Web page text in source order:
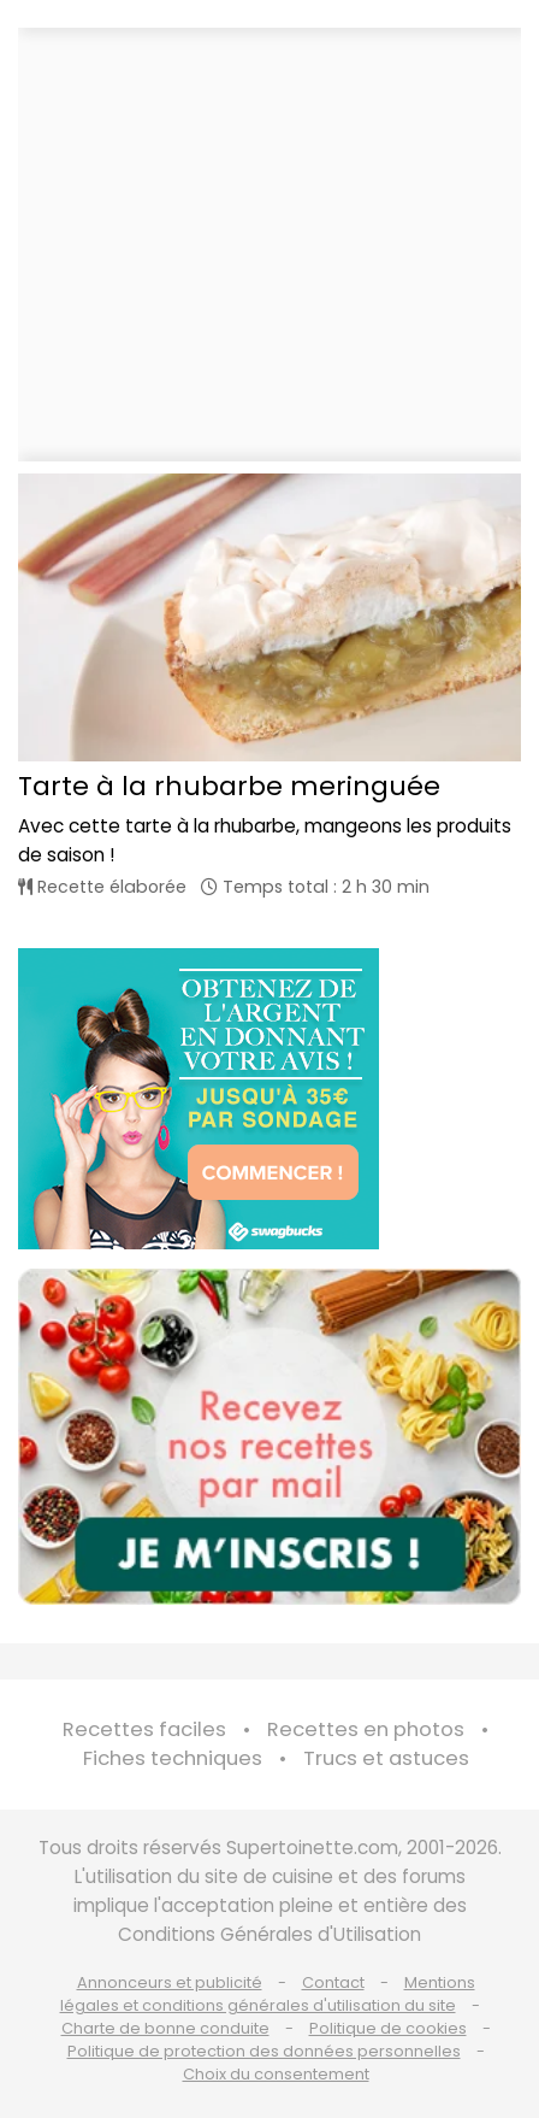
Tarte à la rhubarbe meringuée
Avec cette tarte à la rhubarbe, mangeons les produits
de saison !
Recette élaborée Temps total : 2 h 30 min
Recettes faciles
Recettes en photos
Fiches techniques
Trucs et astuces
Tous droits réservés Supertoinette.com, 2001-2026.
L'utilisation du site de cuisine et des forums
implique l'acceptation pleine et entière des
Conditions Générales d'Utilisation
Annonceurs et publicité Contact
Mentions
légales et conditions générales d'utilisation du site
Charte de bonne conduite
Politique de cookies
Politique de protection des données personnelles
Choix du consentement